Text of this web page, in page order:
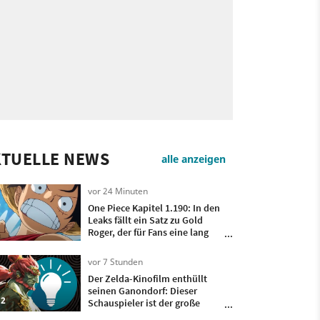
NEWS alle anzeigen
vor 24 Minuten
One Piece Kapitel 1.190: In den
Leaks fällt ein Satz zu Gold
Roger, der für Fans eine lang
endgültig klärt
vor 7 Stunden
Der Zelda-Kinofilm enthüllt
seinen Ganondorf: Dieser
Schauspieler ist der große